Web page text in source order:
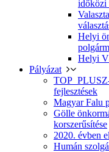
időközi
Helyi
Helyi
Pályázat
fejlesztések
Magyar Falu
Gölle
korszerűsítése
2020. évben
Humán